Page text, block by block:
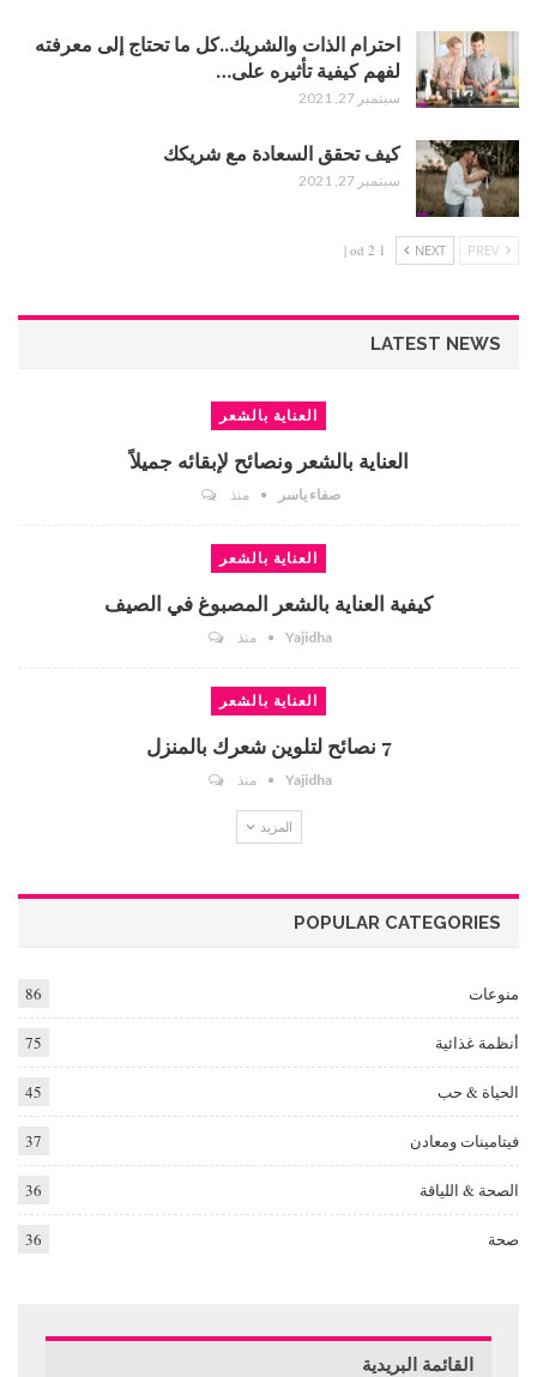
احترام الذات والشريك..كل ما تحتاج إلى معرفته
لفهم كيفية تأثيره على…
سبتمبر 27, 2021
كيف تحقق السعادة مع شريكك
سبتمبر 27, 2021
NEXT
1 od 2 |
LATEST NEWS
العناية بالشعر
العناية بالشعر ونصائح لإبقائه جميلاً
صفاء ياسر منذ
العناية بالشعر
كيفية العناية بالشعر المصبوغ في الصيف
Yajidha منذ
العناية بالشعر
7 نصائح لتلوين شعرك بالمنزل
Yajidha منذ
المزيد
POPULAR CATEGORIES
منوعات 86
أنظمة غذائية 75
الحياة & حب 45
فيتامينات ومعادن 37
الصحة & اللياقة 36
صحة 36
القائمة البريدية